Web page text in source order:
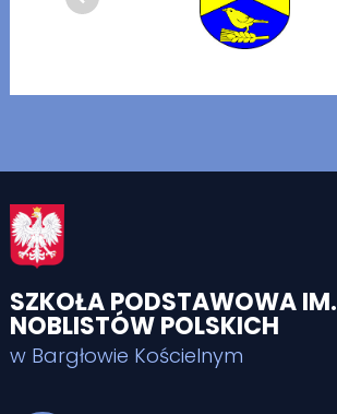
SZKOŁA PODSTAWOWA IM.
NOBLISTÓW POLSKICH
w Bargłowie Kościelnym